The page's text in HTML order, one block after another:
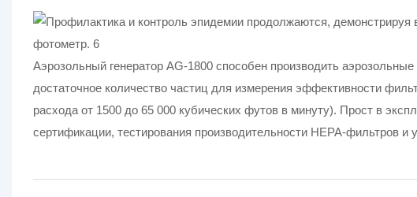
Аэрозольный генератор AG-1800 способен производить
достаточное количество частиц для измерения эффективности
расхода от 1500 до 65 000 кубических футов в минуту). Прост в
сертификации, тестирования производительности HEPA-фильтров и